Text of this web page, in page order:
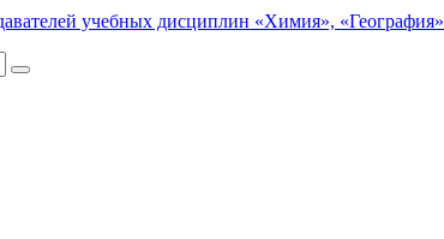
учебных дисциплин «Химия», «География»